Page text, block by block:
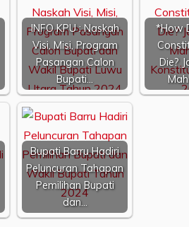
INFO KPU : Naskah
Visi, Misi, Program
Pasangan Calon
Bupati…
*How
Die?
Bupati Barru Hadiri
Peluncuran Tahapan
Pemilihan Bupati
dan…